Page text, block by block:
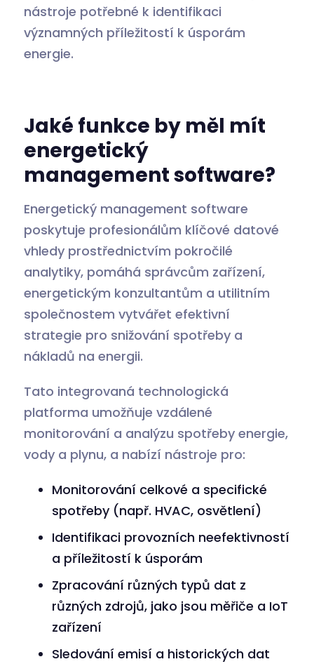
nástroje potřebné k identifikaci
významných příležitostí k úsporám
energie.
Jaké funkce by měl mít
energetický
management software?
Energetický management software
poskytuje profesionálům klíčové datové
vhledy prostřednictvím pokročilé
analytiky, pomáhá správcům zařízení,
energetickým konzultantům a utilitním
společnostem vytvářet efektivní
strategie pro snižování spotřeby a
nákladů na energii.
Tato integrovaná technologická
platforma umožňuje vzdálené
monitorování a analýzu spotřeby energie,
vody a plynu, a nabízí nástroje pro:
Monitorování celkové a specifické
spotřeby (např. HVAC, osvětlení)
Identifikaci provozních neefektivností
a příležitostí k úsporám
Zpracování různých typů dat z
různých zdrojů, jako jsou měřiče a IoT
zařízení
Sledování emisí a historických dat